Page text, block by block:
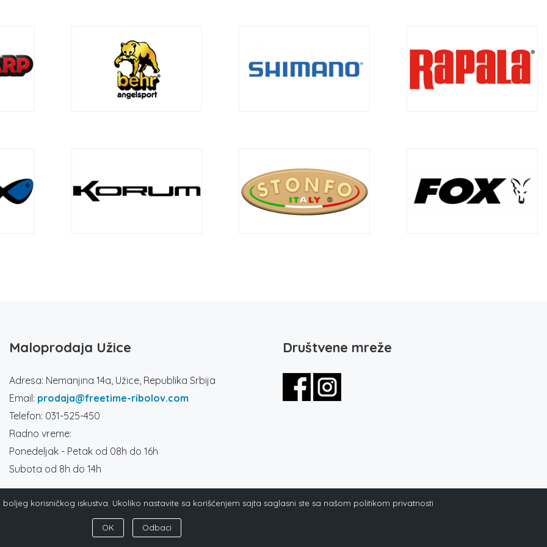
Maloprodaja Užice
Adresa: Nemanjina 14a, Užice, Republika Srbija
Email: prodaja@freetime-ribolov.com
Telefon: 031-525-450
Radno vreme:
Ponedeljak - Petak od 08h do 16h
Subota od 8h do 14h
Društvene mreže
korisničkog iskustva. Ukoliko nastavite sa korišćenjem sajta saglasni ste sa našom politikom privatnosti
OK Odbaci